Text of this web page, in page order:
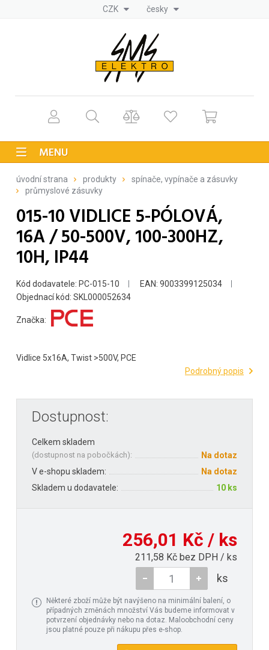
CZK česky
MENU
úvodní strana produkty
spínače, vypínače a zásuvky
průmyslové zásuvky
015-10 VIDLICE 5-PÓLOVÁ,
16A / 50-500V, 100-300HZ,
10H, IP44
Kód dodavatele: PC-015-10
EAN: 9003399125034
Objednací kód: SKL000052634
Značka:
Vidlice 5x16A, Twist >500V, PCE
Podrobný popis
Dostupnost:
Celkem skladem
(dostupnost na pobočkách):
Na dotaz
V e-shopu skladem:
Na dotaz
Skladem u dodavatele:
10 ks
256,01 Kč / ks
211,58 Kč bez DPH / ks
ks
Některé zboží může být navýšeno na minimální balení, o
případných změnách množství Vás budeme informovat v
potvrzení objednávky nebo na dotaz. Maloobchodní ceny
jsou platné pouze při nákupu přes e-shop.